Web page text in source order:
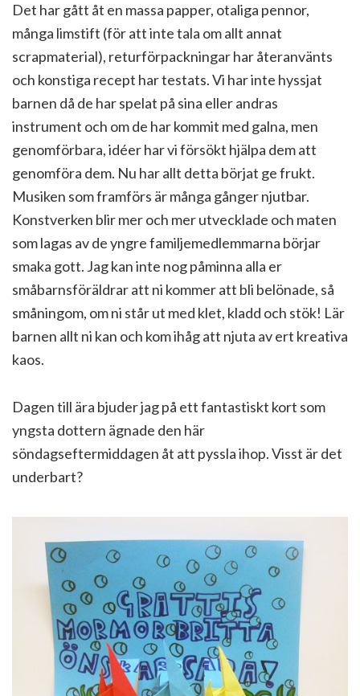
Det har gått åt en massa papper, otaliga pennor,
många limstift (för att inte tala om allt annat
scrapmaterial), returförpackningar har återanvänts
och konstiga recept har testats. Vi har inte hyssjat
barnen då de har spelat på sina eller andras
instrument och om de har kommit med galna, men
genomförbara, idéer har vi försökt hjälpa dem att
genomföra dem. Nu har allt detta börjat ge frukt.
Musiken som framförs är många gånger njutbar.
Konstverken blir mer och mer utvecklade och maten
som lagas av de yngre familjemedlemmarna börjar
smaka gott. Jag kan inte nog påminna alla er
småbarnsföräldrar att ni kommer att bli belönade, så
småningom, om ni står ut med klet, kladd och stök! Lär
barnen allt ni kan och kom ihåg att njuta av ert kreativa
kaos.
Dagen till ära bjuder jag på ett fantastiskt kort som
yngsta dottern ägnade den här
söndagseftermiddagen åt att pyssla ihop. Visst är det
underbart?